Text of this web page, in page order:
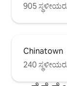
905
Chinatown
240